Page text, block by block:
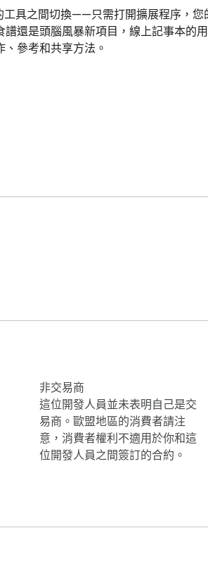
工具之間切換——只需打開擴展程序，您
還是頭腦風暴新項目，線上記事本的
參考和共享方法。
地捕捉想法。無論您是在繁忙的咖啡館
非交易商
這位開發人員並未表明自己是交
易商。歐盟地區的消費者請注
意，消費者權利不適用於你和這
位開發人員之間簽訂的合約。